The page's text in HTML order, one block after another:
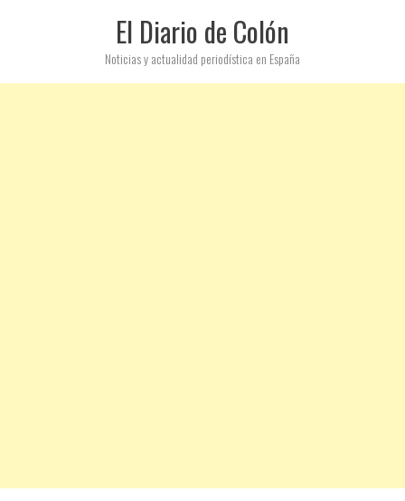
El Diario de Colón
Noticias y actualidad periodística en España